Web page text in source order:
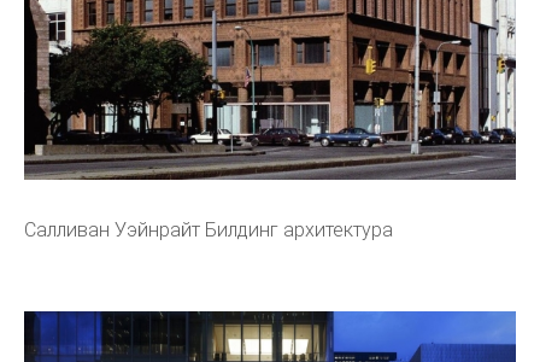
Салливан Уэйнрайт Билдинг архитектура